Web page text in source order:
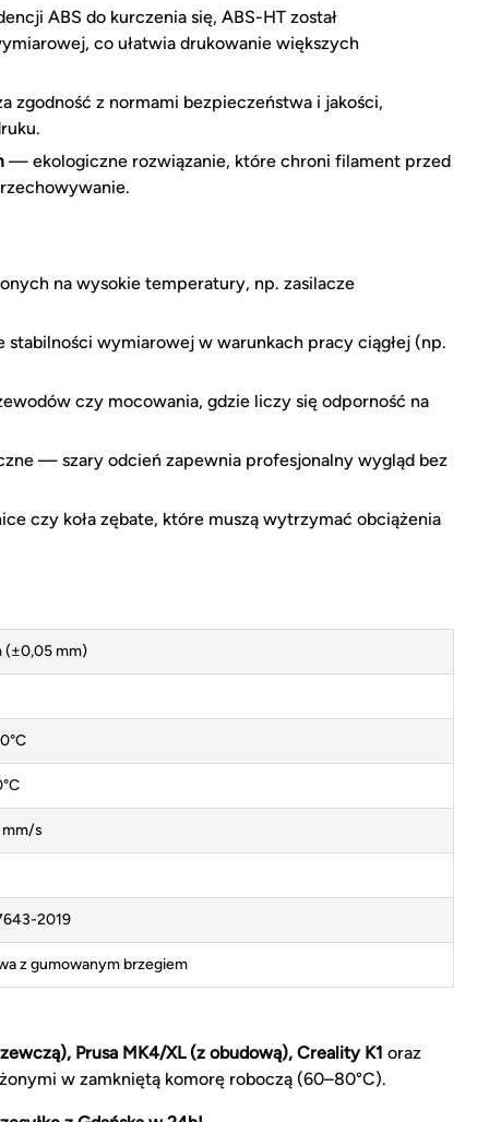
ABS do kurczenia się, ABS-HT został
co ułatwia drukowanie większych
zgodność z normami bezpieczeństwa i jakości,
— ekologiczne rozwiązanie, które chroni filament przed
na wysokie temperatury, np. zasilacze
wymiarowej w warunkach pracy ciągłej (np.
czy mocowania, gdzie liczy się odporność na
— szary odcień zapewnia profesjonalny wygląd bez
czy koła zębate, które muszą wytrzymać obciążenia
(±0,05 mm)
s
2019
z gumowanym brzegiem
Prusa MK4/XL (z obudową), Creality K1 oraz
w zamkniętą komorę roboczą (60–80°C).